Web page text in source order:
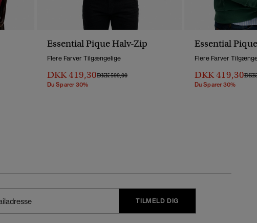
Essential Pique Halv-Zip
Flere Farver Tilgængelige
DKK 419,30Pris Nedsat Fra
DKK 599,00Til
Du Sparer 30%
Essential
Flere Farver
DKK 419,30Pris
Du Sparer 30%
TILMELD DIG